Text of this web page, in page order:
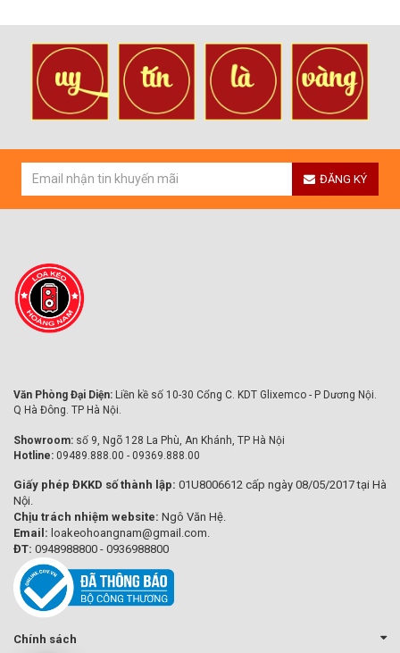
ĐĂNG KÝ
Văn Phòng Đại Diện: Liền kề số 10-30 Cổng C. KDT Glixemco - P Dương Nội.
Q Hà Đông. TP Hà Nội.
Showroom: số 9, Ngõ 128 La Phù, An Khánh, TP Hà Nội
Hotline: 09489.888.00 - 09369.888.00
Giấy phép ĐKKD số thành lập: 01U8006612 cấp ngày 08/05/2017 tại Hà
Nội.
Chịu trách nhiệm website: Ngô Văn Hệ.
Email: loakeohoangnam@gmail.com.
ĐT: 0948988800 - 0936988800
Chính sách